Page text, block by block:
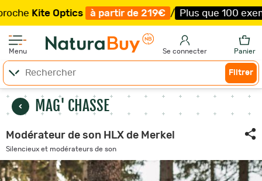
à partir de 219€ / Plus que 100 exemplaires ! /
Menu Se connecter Panier
Filtrer
MAG' CHASSE
Modérateur de son HLX de Merkel
Silencieux et modérateurs de son